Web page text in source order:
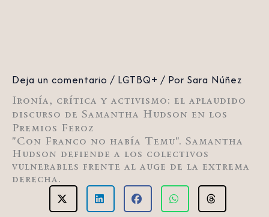
Deja un comentario / LGTBQ+ / Por Sara Núñez
Ironía, crítica y activismo: el aplaudido
discurso de Samantha Hudson en los
Premios Feroz
"Con Franco no había Temu". Samantha
Hudson defiende a los colectivos
vulnerables frente al auge de la extrema
derecha.